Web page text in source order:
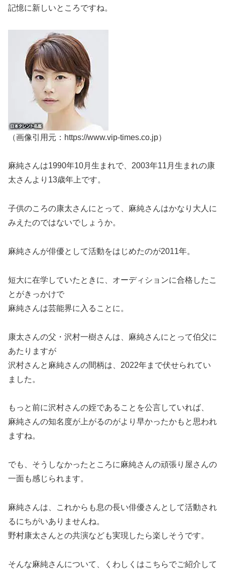
記憶に新しいところですね。
（画像引用元：https://www.vip-times.co.jp）
麻純さんは1990年10月生まれで、2003年11月生まれの康
太さんより13歳年上です。
子供のころの康太さんにとって、麻純さんはかなり大人に
みえたのではないでしょうか。
麻純さんが俳優として活動をはじめたのが2011年。
短大に在学していたときに、オーディションに合格したこ
とがきっかけで
麻純さんは芸能界に入ることに。
康太さんの父・沢村一樹さんは、麻純さんにとって伯父に
あたりますが
沢村さんと麻純さんの間柄は、2022年まで伏せられてい
ました。
もっと前に沢村さんの姪であることを公言していれば、
麻純さんの知名度が上がるのがより早かったかもと思われ
ますね。
でも、そうしなかったところに麻純さんの頑張り屋さんの
一面も感じられます。
麻純さんは、これからも息の長い俳優さんとして活動され
るにちがいありませんね。
野村康太さんとの共演なども実現したら楽しそうです。
そんな麻純さんについて、くわしくはこちらでご紹介して